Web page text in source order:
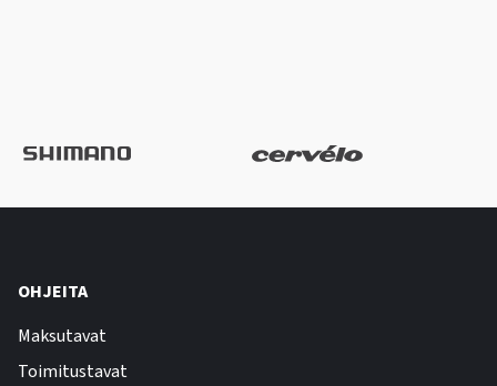
OHJEITA
Maksutavat
Toimitustavat